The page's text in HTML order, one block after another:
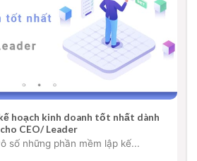
hoạch kinh doanh tốt nhất dành
cho CEO/ Leader
số những phần mềm lập kế...